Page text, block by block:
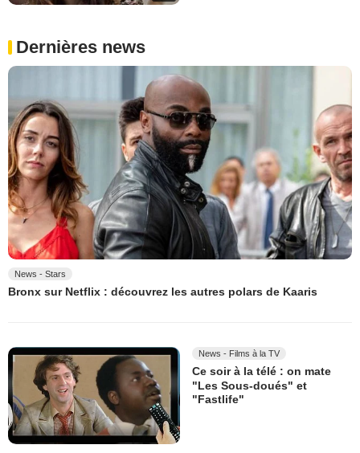
Dernières news
News - Stars
Bronx sur Netflix : découvrez les autres polars de Kaaris
News - Films à la TV
Ce soir à la télé : on mate
"Les Sous-doués" et
"Fastlife"